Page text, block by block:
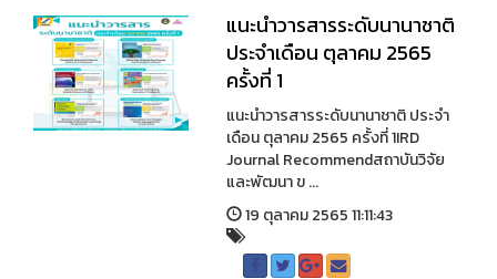
แนะนำวารสารระดับนานาชาติ
ประจำเดือน ตุลาคม 2565
ครั้งที่ 1
แนะนำวารสารระดับนานาชาติ ประจำ
เดือน ตุลาคม 2565 ครั้งที่ 1IRD
Journal Recommendสถาบันวิจัย
และพัฒนา ข ...
19 ตุลาคม 2565 11:11:43